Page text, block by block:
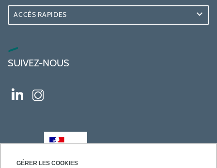
GÉRER LES COOKIES
ACCÈS RAPIDES
SUIVEZ-NOUS